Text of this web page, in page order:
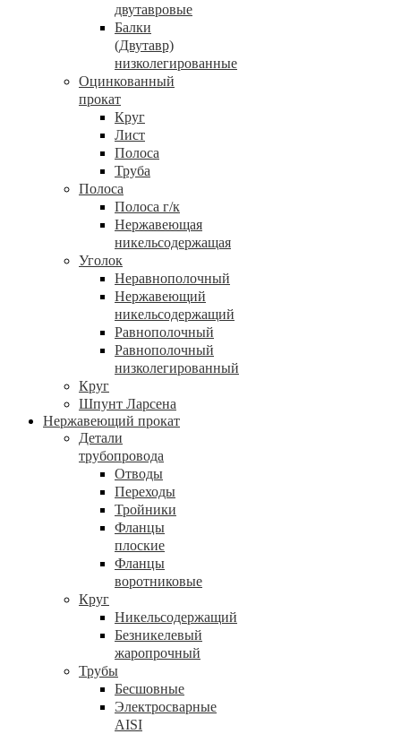
двутавровые
Балки
(Двутавр)
низколегированные
Оцинкованный
прокат
Круг
Лист
Полоса
Труба
Полоса
Полоса г/к
Нержавеющая
никельсодержащая
Уголок
Неравнополочный
Нержавеющий
никельсодержащий
Равнополочный
Равнополочный
низколегированный
Круг
Шпунт Ларсена
Нержавеющий прокат
Детали
трубопровода
Отводы
Переходы
Тройники
Фланцы
плоские
Фланцы
воротниковые
Круг
Никельсодержащий
Безникелевый
жаропрочный
Трубы
Бесшовные
Электросварные
AISI